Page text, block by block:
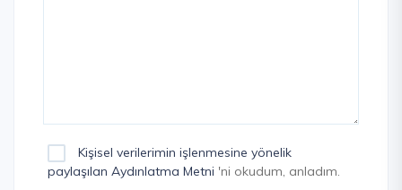
Kişisel verilerimin işlenmesine yönelik
paylaşılan Aydınlatma Metni 'ni okudum, anladım.